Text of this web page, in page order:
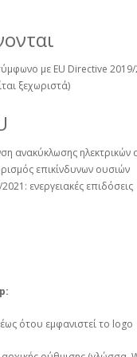
με EU Directive 2019/
ξεχωριστά)
ανακύκλωσης
επικίνδυνων ουσιών
ενεργειακές επιδόσεις
ότου εμφανιστεί το logo